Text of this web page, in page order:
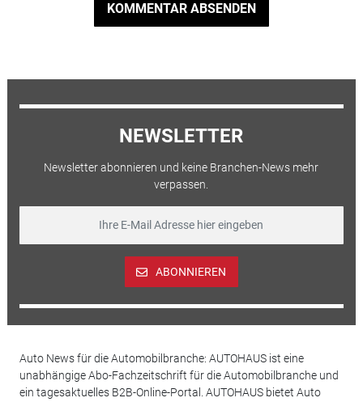
KOMMENTAR ABSENDEN
NEWSLETTER
Newsletter abonnieren und keine Branchen-News mehr
verpassen.
ABONNIEREN
Auto News für die Automobilbranche: AUTOHAUS ist eine
unabhängige Abo-Fachzeitschrift für die Automobilbranche und
ein tagesaktuelles B2B-Online-Portal. AUTOHAUS bietet Auto